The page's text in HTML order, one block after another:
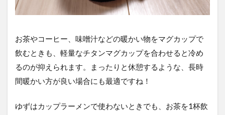
お茶やコーヒー、味噌汁などの暖かい物をマグカップで
飲むときも、軽量なチタンマグカップを合わせると冷め
るのが抑えられます。まったりと休憩するような、長時
間暖かい方が良い場合にも最適ですね！
ゆずはカップラーメンで使わないときでも、お茶を1杯飲